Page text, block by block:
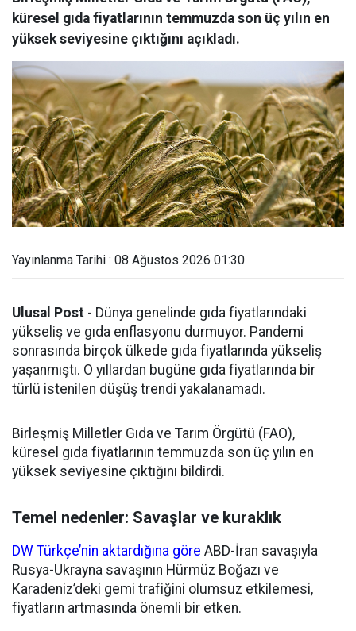
küresel gıda fiyatlarının temmuzda son üç yılın en
yüksek seviyesine çıktığını açıkladı.
Yayınlanma Tarihi : 08 Ağustos 2026 01:30
Ulusal Post - Dünya genelinde gıda fiyatlarındaki
yükseliş ve gıda enflasyonu durmuyor. Pandemi
sonrasında birçok ülkede gıda fiyatlarında yükseliş
yaşanmıştı. O yıllardan bugüne gıda fiyatlarında bir
türlü istenilen düşüş trendi yakalanamadı.
Birleşmiş Milletler Gıda ve Tarım Örgütü (FAO),
küresel gıda fiyatlarının temmuzda son üç yılın en
yüksek seviyesine çıktığını bildirdi.
Temel nedenler: Savaşlar ve kuraklık
DW Türkçe’nin aktardığına göre ABD-İran savaşıyla
Rusya-Ukrayna savaşının Hürmüz Boğazı ve
Karadeniz’deki gemi trafiğini olumsuz etkilemesi,
fiyatların artmasında önemli bir etken.